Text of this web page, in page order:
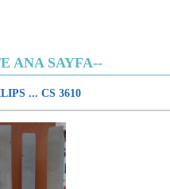
ANA SAYFA--
... CS 3610